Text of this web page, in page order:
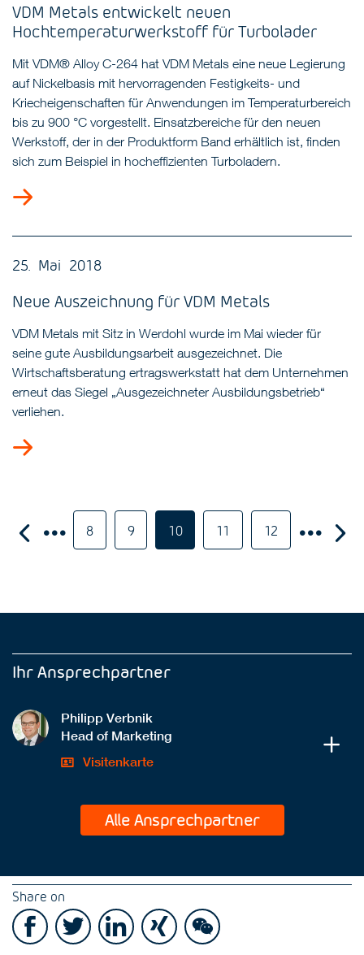
VDM Metals entwickelt neuen
Hochtemperaturwerkstoff für Turbolader
Mit VDM® Alloy C-264 hat VDM Metals eine neue Legierung
auf Nickelbasis mit hervorragenden Festigkeits- und
Kriecheigenschaften für Anwendungen im Temperaturbereich
bis zu 900 °C vorgestellt. Einsatzbereiche für den neuen
Werkstoff, der in der Produktform Band erhältlich ist, finden
sich zum Beispiel in hocheffizienten Turboladern.
25. Mai 2018
Neue Auszeichnung für VDM Metals
VDM Metals mit Sitz in Werdohl wurde im Mai wieder für
seine gute Ausbildungsarbeit ausgezeichnet. Die
Wirtschaftsberatung ertragswerkstatt hat dem Unternehmen
erneut das Siegel „Ausgezeichneter Ausbildungsbetrieb“
verliehen.
8 9 10 11 12
Ihr Ansprechpartner
Philipp Verbnik
Head of Marketing
Visitenkarte
Alle Ansprechpartner
Share on